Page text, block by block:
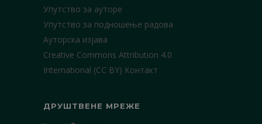
Упутство за ауторе
Упутство за подношење радова
Ауторска изјава
Creative Commons Attribution 4.0
International (CC BY) Контакт
ДРУШТВЕНЕ МРЕЖЕ